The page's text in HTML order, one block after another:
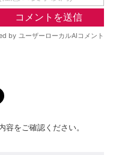
をご確認ください。